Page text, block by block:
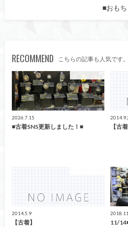
■おも
RECOMMEND こちらの記事も人気です。
2026.7.15
■古着SNS更新しました！■ 【古
2014.5.9
【古着】
11/